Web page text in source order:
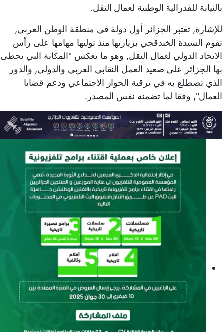
بالنيابة للفدرالية الوطنية لعمال النقل.
للإشارة, تعتبر الجزائر أول دولة في منطقة الوطن العربي,
تقوم السيدة الخندقجي بزيارتها منذ توليها مهامها على رأس
الاتحاد الدولي لعمال النقل, وهو ما يعكس "المكانة التي تحظى
بها الجزائر على صعيد العمل النقابي العربي والدولي, والدور
الذي تضطلع به في ترقية الحوار الاجتماعي ودعم قضايا
العمال", وفقا لما تضمنه نفس المصدر.